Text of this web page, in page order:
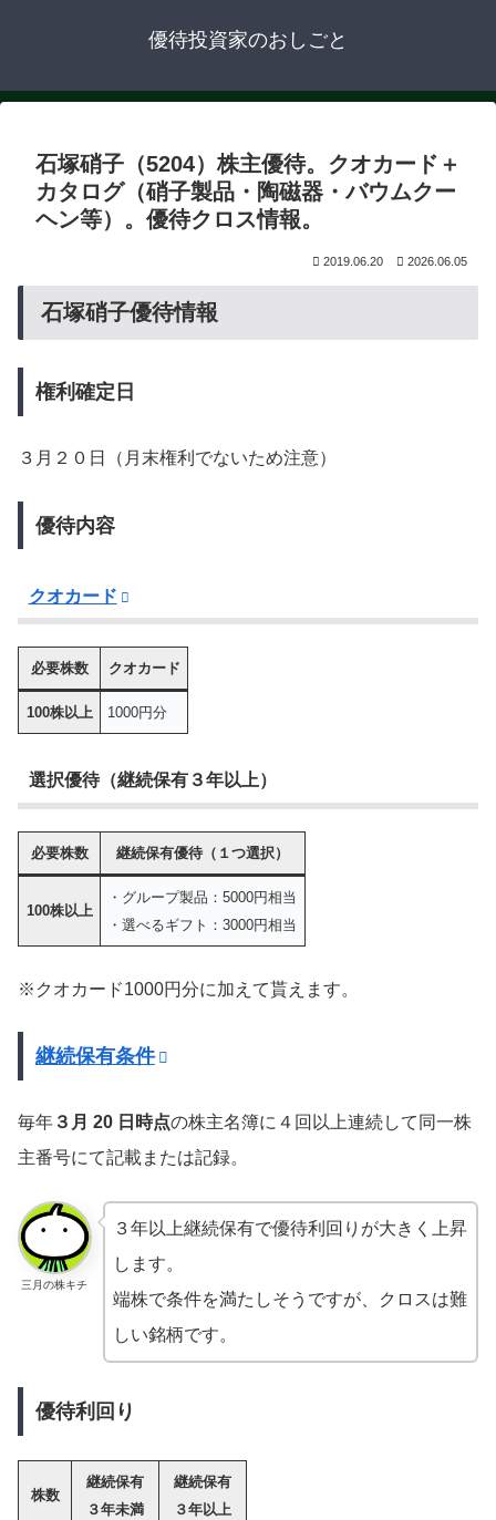
優待投資家のおしごと
石塚硝子（5204）株主優待。クオカード＋
カタログ（硝子製品・陶磁器・バウムクー
ヘン等）。優待クロス情報。
2019.06.20 2026.06.05
石塚硝子優待情報
権利確定日
３月２０日（月末権利でないため注意）
優待内容
クオカード
必要株数 クオカード
100株以上 1000円分
選択優待（継続保有３年以上）
必要株数 継続保有優待（１つ選択）
100株以上
・グループ製品：5000円相当
・選べるギフト：3000円相当
※クオカード1000円分に加えて貰えます。
継続保有条件
毎年 ３月 20 日時点の株主名簿に４回以上連続して同一株
主番号にて記載または記録。
三月の株キチ
３年以上継続保有で優待利回りが大きく上昇
します。
端株で条件を満たしそうですが、クロスは難
しい銘柄です。
優待利回り
株数
継続保有
３年未満
継続保有
３年以上